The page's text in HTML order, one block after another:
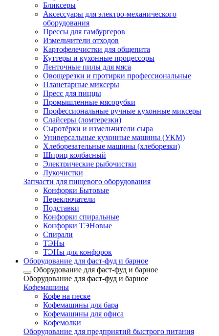
Бликсеры
Аксессуары для электро-механического
оборудования
Прессы для гамбургеров
Измельчители отходов
Картофелечистки для общепита
Куттеры и кухонные процессоры
Ленточные пилы для мяса
Овощерезки и протирки профессиональные
Планетарные миксеры
Пресс для пиццы
Промышленные мясорубки
Профессиональные ручные кухонные миксеры
Слайсеры (ломтерезки)
Сыротёрки и измельчители сыра
Универсальные кухонные машины (УКМ)
Хлеборезательные машины (хлеборезки)
Шприц колбасный
Электрические рыбочистки
Лукочистки
Запчасти для пищевого оборудования
Конфорки Бытовые
Переключатели
Подставки
Конфорки спиральные
Конфорки ТЭНовые
Спирали
ТЭНы
ТЭНы для конфорок
Оборудование для фаст-фуд и барное
Оборудование для фаст-фуд и барное
Оборудование для фаст-фуд и барное
Кофемашины
Кофе на песке
Кофемашины для бара
Кофемашины для офиса
Кофемолки
Оборудование для предприятий быстрого питания